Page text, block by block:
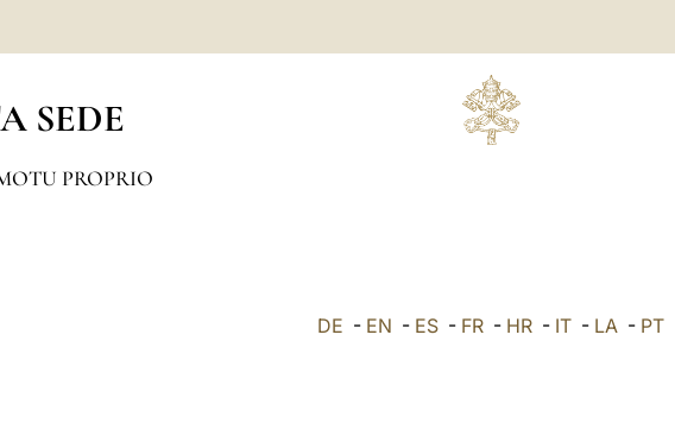
SEDE
PROPRIO
DE - EN - ES - FR - HR - IT - LA - PT